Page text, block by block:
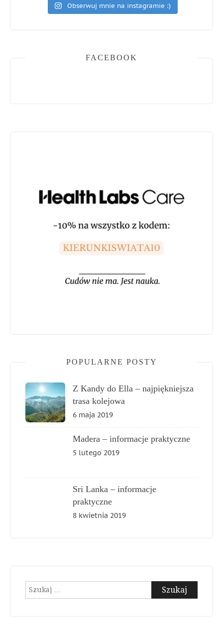
Obserwuj mnie na instagramie :)
FACEBOOK
POPULARNE POSTY
Z Kandy do Ella – najpiękniejsza
trasa kolejowa
6 maja 2019
Madera – informacje praktyczne
5 lutego 2019
Sri Lanka – informacje
praktyczne
8 kwietnia 2019
Szukaj: